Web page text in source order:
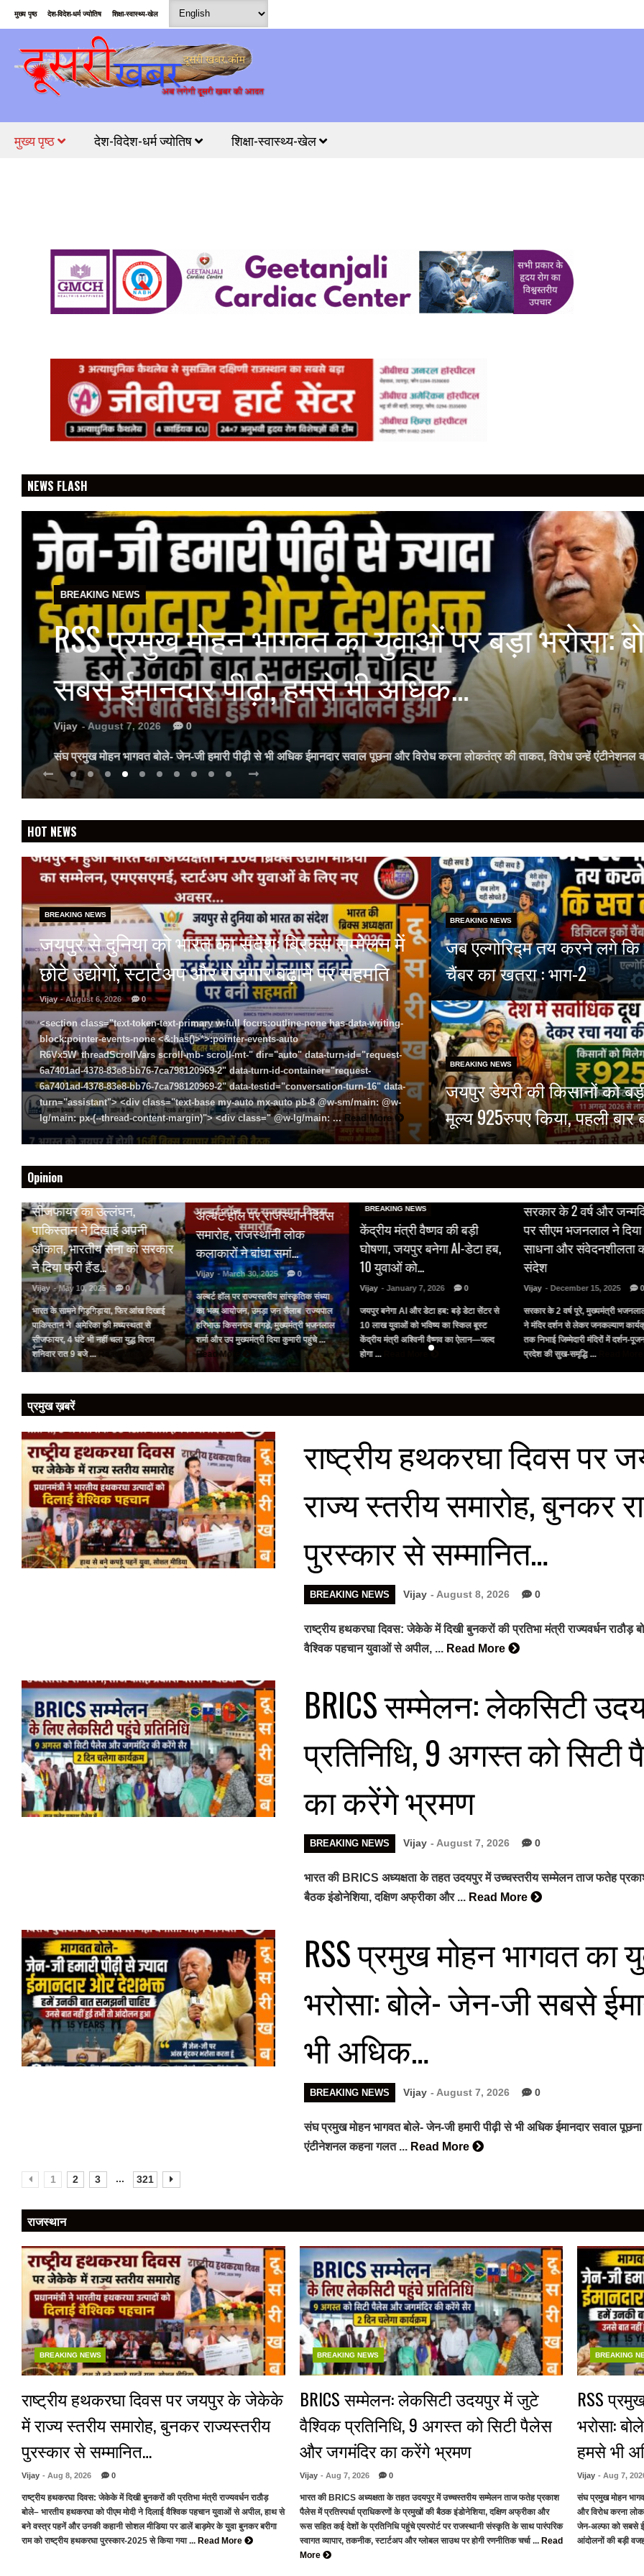
मुख्य पृष्ठ देश-विदेश-धर्म ज्योतिष शिक्षा-स्वास्थ्य-खेल
मुख्य पृष्ठ देश-विदेश-धर्म ज्योतिष शिक्षा-स्वास्थ्य-खेल
NEWS FLASH
BREAKING NEWS
RSS प्रमुख मोहन भागवत का युवाओं पर बड़ा भरोसा:
सबसे ईमानदार पीढ़ी, हमसे भी अधिक…
Vijay - August 7, 2026 0
संघ प्रमुख मोहन भागवत बोले- जेन-जी हमारी पीढ़ी से भी अधिक ईमानदार सवाल पूछना और विरोध करना लोकतंत्र की ताकत, विरोध उन्हें एंटीनेशनल
HOT NEWS
BREAKING NEWS
जयपुर से दुनिया को भारत का संदेश: ब्रिक्स सम्मेलन में
छोटे उद्योगों, स्टार्टअप और रोजगार बढ़ाने पर सहमति
Vijay - August 6, 2026 0
<section class="text-token-text-primary w-full focus:outline-none has-data-writing-
block:pointer-events-none <&:has()>*>:pointer-events-auto
R6Vx5W_threadScrollVars scroll-mb- scroll-mt-" dir="auto" data-turn-id="request-
6a7401ad-4378-83e8-bb76-7ca798120969-2" data-turn-id-container="request-
6a7401ad-4378-83e8-bb76-7ca798120969-2" data-testid="conversation-turn-16" data-
turn="assistant"> <div class="text-base my-auto mx-auto pb-8 @w-sm/main: @w-
lg/main: px-(--thread-content-margin)"> <div class=" @w-lg/main: ... Read More
BREAKING NEWS
जब एल्गोरिद्म तय करने लगे
चैंबर का खतरा : भाग-2
BREAKING NEWS
जयपुर डेयरी की किसानों को
मूल्य 925रुपए किया, पहली
Opinion
HOT NEWS
सीजफायर का उल्लंघन,
पाकिस्तान ने दिखाई अपनी
औकात, भारतीय सेना को सरकार
ने दिया फ्री हैंड…
Vijay - May 10, 2025 0
भारत के सामने गिड़गिड़ाया, फिर आंख दिखाई
पाकिस्तान ने अमेरिका की मध्यस्थता से
सीजफायर, 4 घंटे भी नहीं चला युद्ध विराम
शनिवार रात 9 बजे ... Read More
अल्बर्ट हॉल पर राजस्थान दिवस
समारोह, राजस्थानी लोक
कलाकारों ने बांधा समां…
Vijay - March 30, 2025 0
अल्बर्ट हॉल पर राज्यस्तरीय सांस्कृतिक संध्या
का भव्य आयोजन, उमड़ा जन सैलाब राज्यपाल
हरिभाऊ किसनराव बागडे़, मुख्यमंत्री भजनलाल
शर्मा और उप मुख्यमंत्री दिया कुमारी पहुंचे ...
Read More
BREAKING NEWS
केंद्रीय मंत्री वैष्णव की बड़ी
घोषणा, जयपुर बनेगा AI-डेटा हब,
10 युवाओं को…
Vijay - January 7, 2026 0
जयपुर बनेगा AI और डेटा हब: बड़े डेटा सेंटर से
10 लाख युवाओं को भविष्य का स्किल बूस्ट
केंद्रीय मंत्री अश्विनी वैष्णव का ऐलान—जल्द
होगा ...
BREAKING NEWS
सरकार के 2 वर्ष और
पर सीएम भजनलाल ने दिया
साधना और संवेदनशीलता
संदेश
Vijay - December 15, 2025 0
सरकार के 2 वर्ष पूरे, मुख्यमंत्री
ने मंदिर दर्शन से लेकर जनकल्याण
तक निभाई जिम्मेदारी मंदिरों में दर्शन-
प्रदेश की सुख-समृद्धि ...
प्रमुख ख़बरें
राष्ट्रीय हथकरघा दिवस
राज्य स्तरीय समारोह, बुनकर
पुरस्कार से सम्मानित…
BREAKING NEWS Vijay - August 8, 2026 0
राष्ट्रीय हथकरघा दिवस: जेकेके में दिखी बुनकरों की प्रतिभा मंत्री राज्यवर्धन राठौड़
वैश्विक पहचान युवाओं से अपील, ... Read More
BRICS सम्मेलन: लेकसिटी
प्रतिनिधि, 9 अगस्त को
का करेंगे भ्रमण
BREAKING NEWS Vijay - August 7, 2026 0
भारत की BRICS अध्यक्षता के तहत उदयपुर में उच्चस्तरीय सम्मेलन ताज फतेह
बैठक इंडोनेशिया, दक्षिण अफ्रीका और ... Read More
RSS प्रमुख मोहन भागवत का
भरोसा: बोले- जेन-जी सबसे
भी अधिक…
BREAKING NEWS Vijay - August 7, 2026 0
संघ प्रमुख मोहन भागवत बोले- जेन-जी हमारी पीढ़ी से भी अधिक ईमानदार सवाल
एंटीनेशनल कहना गलत ... Read More
1 2 3 ... 321
राजस्थान
BREAKING NEWS
राष्ट्रीय हथकरघा दिवस पर जयपुर के जेकेके
में राज्य स्तरीय समारोह, बुनकर राज्यस्तरीय
पुरस्कार से सम्मानित…
Vijay - Aug 8, 2026 0
राष्ट्रीय हथकरघा दिवस: जेकेके में दिखी बुनकरों की प्रतिभा मंत्री राज्यवर्धन राठौड़
बोले– भारतीय हथकरघा को पीएम मोदी ने दिलाई वैश्विक पहचान युवाओं से अपील, हाथ से
बने वस्त्र पहनें और उनकी कहानी सोशल मीडिया पर डालें बाड़मेर के युवा बुनकर बरीगा
राम को राष्ट्रीय हथकरघा पुरस्कार-2025 से किया गया ... Read More
BREAKING NEWS
BRICS सम्मेलन: लेकसिटी उदयपुर में जुटे
वैश्विक प्रतिनिधि, 9 अगस्त को सिटी पैलेस
और जगमंदिर का करेंगे भ्रमण
Vijay - Aug 7, 2026 0
भारत की BRICS अध्यक्षता के तहत उदयपुर में उच्चस्तरीय सम्मेलन ताज फतेह प्रकाश
पैलेस में प्रतिस्पर्धा प्राधिकरणों के प्रमुखों की बैठक इंडोनेशिया, दक्षिण अफ्रीका और
रूस सहित कई देशों के प्रतिनिधि पहुंचे एयरपोर्ट पर राजस्थानी संस्कृति के साथ पारंपरिक
स्वागत व्यापार, तकनीक, स्टार्टअप और ग्लोबल साउथ पर होगी रणनीतिक चर्चा ... Read
More
BREAKING
RSS
भरोसा:
हमसे भी
Vijay - Aug 7,
संघ प्रमुख मोहन
और विरोध करना
जेन-अल्फा को सबसे
आंदोलनों की बड़ी वजह